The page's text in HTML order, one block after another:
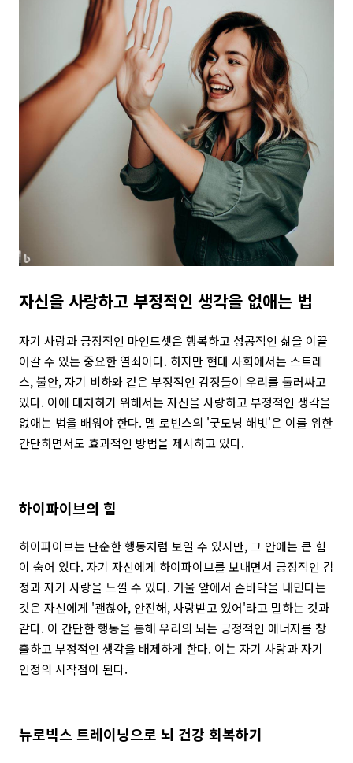
자신을 사랑하고 부정적인 생각을 없애는 법
자기 사랑과 긍정적인 마인드셋은 행복하고 성공적인 삶을 이끌
어갈 수 있는 중요한 열쇠이다. 하지만 현대 사회에서는 스트레
스, 불안, 자기 비하와 같은 부정적인 감정들이 우리를 둘러싸고
있다. 이에 대처하기 위해서는 자신을 사랑하고 부정적인 생각을
없애는 법을 배워야 한다. 멜 로빈스의 '굿모닝 해빗'은 이를 위한
간단하면서도 효과적인 방법을 제시하고 있다.
하이파이브의 힘
하이파이브는 단순한 행동처럼 보일 수 있지만, 그 안에는 큰 힘
이 숨어 있다. 자기 자신에게 하이파이브를 보내면서 긍정적인 감
정과 자기 사랑을 느낄 수 있다. 거울 앞에서 손바닥을 내민다는
것은 자신에게 '괜찮아, 안전해, 사랑받고 있어'라고 말하는 것과
같다. 이 간단한 행동을 통해 우리의 뇌는 긍정적인 에너지를 창
출하고 부정적인 생각을 배제하게 한다. 이는 자기 사랑과 자기
인정의 시작점이 된다.
뉴로빅스 트레이닝으로 뇌 건강 회복하기